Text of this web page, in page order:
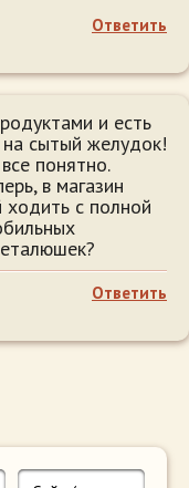
Ответить
и есть
сытый желудок!
понятно.
в магазин
ходить с полной
Ответить